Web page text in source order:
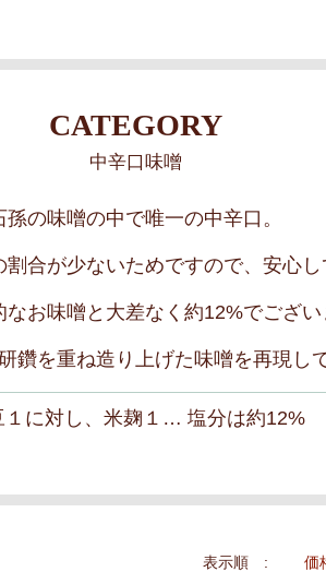
CATEGORY
中辛口味噌
孫の味噌の中で唯一の中辛口。
合が少ないためですので、安心し
お味噌と大差なく約12%でござい
鑽を重ね造り上げた味噌を再現し
１に対し、米麹１… 塩分は約12%
表示順 : 価